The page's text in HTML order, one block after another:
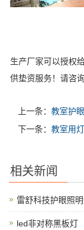
生产厂家可以授权
供垫资服务！请咨
上一条： 教室护
下一条： 教室用
相关新闻
雷舒科技护眼照
led非对称黑板灯